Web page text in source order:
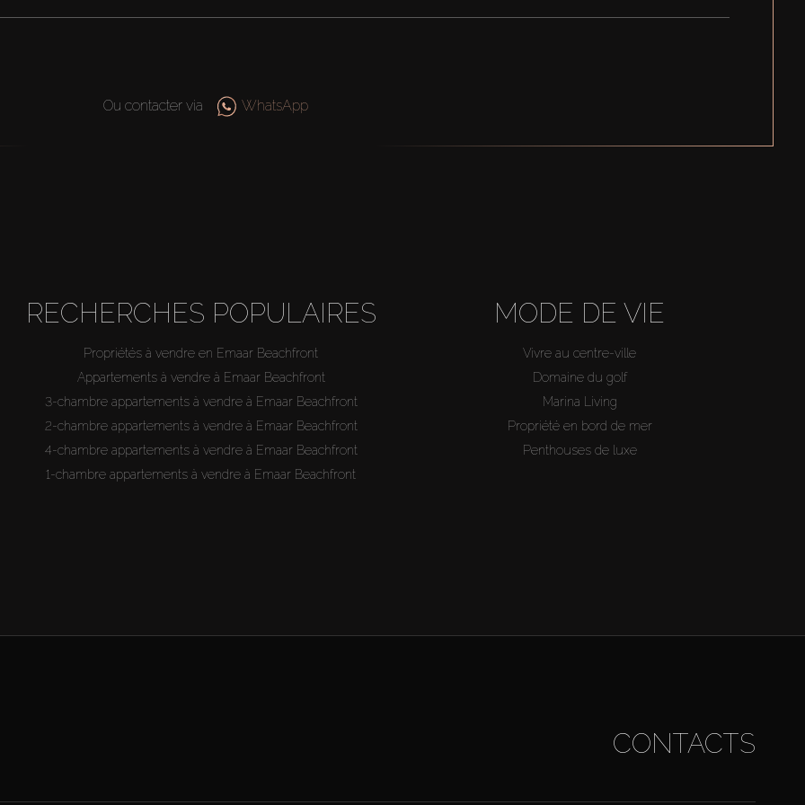
Ou contacter via WhatsApp
RECHERCHES POPULAIRES
Propriétés à vendre en Emaar Beachfront
Appartements à vendre à Emaar Beachfront
3-chambre appartements à vendre à Emaar Beachfront
2-chambre appartements à vendre à Emaar Beachfront
4-chambre appartements à vendre à Emaar Beachfront
1-chambre appartements à vendre à Emaar Beachfront
MODE DE VIE
Vivre au centre-ville
Domaine du golf
Marina Living
Propriété en bord de mer
Penthouses de luxe
CONTACTS